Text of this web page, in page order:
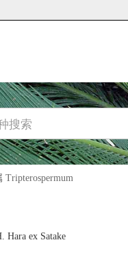
Tripterospermum
Hara ex Satake